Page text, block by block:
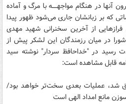
در هنگام مواجهـــــه با مرگ و آماده
که بر زبانشان جاری می‌شود ظهور پیدا
از آخرین سخنرانی شهید مهدی
در میان رزمندگان این لشکر پیش از
رسید در "خداحافظ سردار" نوشته سید
قابل مشاهده است:
شد، عملیات بعدی سخت‌تر خواهد بود/
مانع امداد الهی است